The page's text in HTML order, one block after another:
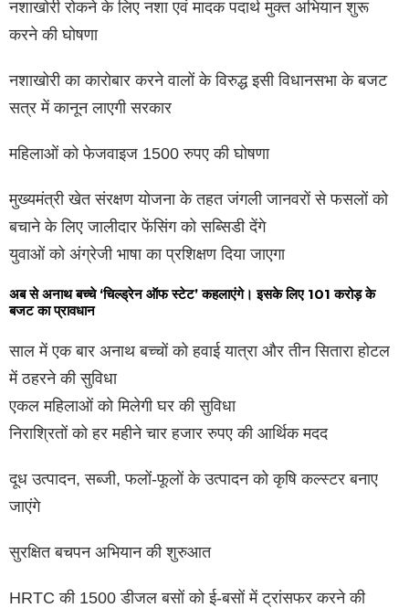
नशाखोरी रोकने के लिए नशा एवं मादक पदार्थ मुक्त अभियान शुरू
करने की घोषणा
नशाखोरी का कारोबार करने वालों के विरुद्ध इसी विधानसभा के बजट
सत्र में कानून लाएगी सरकार
महिलाओं को फेजवाइज 1500 रुपए की घोषणा
मुख्यमंत्री खेत संरक्षण योजना के तहत जंगली जानवरों से फसलों को
बचाने के लिए जालीदार फेंसिंग को सब्सिडी देंगे
युवाओं को अंग्रेजी भाषा का प्रशिक्षण दिया जाएगा
अब से अनाथ बच्चे ‘चिल्ड्रेन ऑफ स्टेट’ कहलाएंगे। इसके लिए 101 करोड़ के
बजट का प्रावधान
साल में एक बार अनाथ बच्चों को हवाई यात्रा और तीन सितारा होटल
में ठहरने की सुविधा
एकल महिलाओं को मिलेगी घर की सुविधा
निराश्रितों को हर महीने चार हजार रुपए की आर्थिक मदद
दूध उत्पादन, सब्जी, फलों-फूलों के उत्पादन को कृषि कल्स्टर बनाए
जाएंगे
सुरक्षित बचपन अभियान की शुरुआत
HRTC की 1500 डीजल बसों को ई-बसों में ट्रांसफर करने की